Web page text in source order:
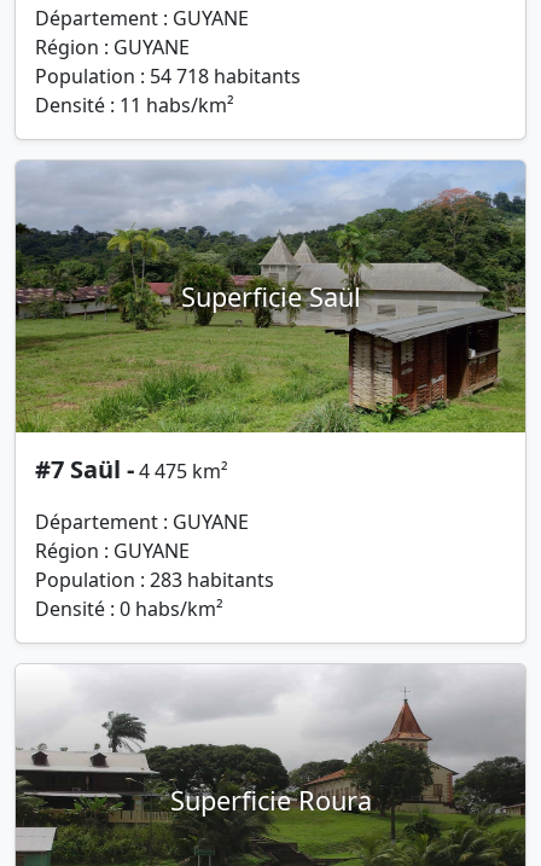
Département : GUYANE
Région : GUYANE
Population : 54 718 habitants
Densité : 11 habs/km²
Superficie Saül
#7 Saül -4 475 km²
Département : GUYANE
Région : GUYANE
Population : 283 habitants
Densité : 0 habs/km²
Superficie Roura